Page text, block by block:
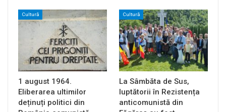
Cultură
1 august 1964.
Eliberarea ultimilor
deținuți politici din
Cultură
La Sâmbăta de Sus,
luptătorii în Rezistența
anticomunistă din